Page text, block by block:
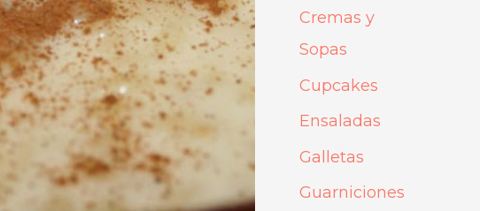
Cremas y
Sopas
Cupcakes
Ensaladas
Galletas
Guarniciones